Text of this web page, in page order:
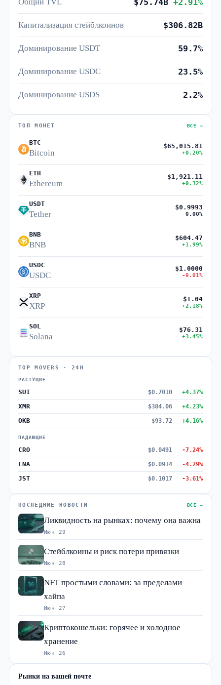
Капитализация стейблкоинов $306.82B
Доминирование USDT 59.7%
Доминирование USDC 23.5%
Доминирование USDS 2.2%
ТОП МОНЕТ ВСЕ →
BTC
Bitcoin
$65,015.81
+0.20%
ETH
Ethereum
$1,921.11
+0.32%
USDT
Tether
$0.9993
0.00%
BNB
BNB
$604.47
+1.99%
USDC
USDC
$1.0000
-0.01%
XRP
XRP
$1.04
+2.18%
SOL
Solana
$76.31
+3.45%
TOP MOVERS · 24H
РАСТУЩИЕ
SUI $0.7010 +4.37%
XMR $384.06 +4.23%
OKB $93.72 +4.16%
ПАДАЮЩИЕ
CRO $0.0491 -7.24%
ENA $0.0914 -4.29%
JST $0.1017 -3.61%
ПОСЛЕДНИЕ НОВОСТИ ВСЕ →
Ликвидность на рынках: почему она важна
Июн 29
Стейблкоины и риск потери привязки
Июн 28
NFT простыми словами: за пределами
хайпа
Июн 27
Криптокошельки: горячее и холодное
хранение
Июн 26
Рынки на вашей почте